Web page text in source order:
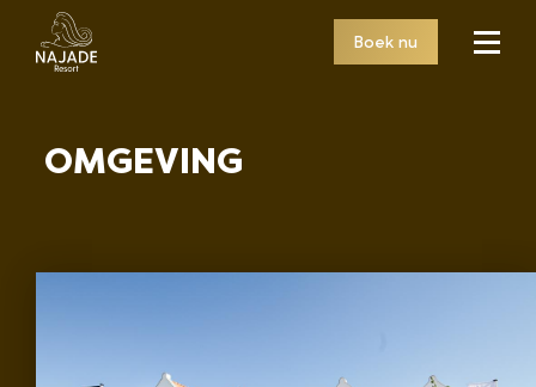
Boek nu
OMGEVING